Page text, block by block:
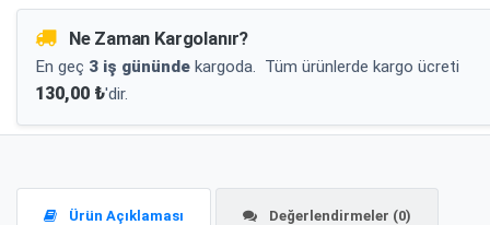
Ne Zaman Kargolanır?
En geç 3 iş gününde kargoda. Tüm ürünlerde kargo ücreti
130,00 ₺'dir.
Ürün Açıklaması Değerlendirmeler (0)